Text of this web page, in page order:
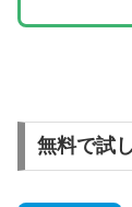
無料で試